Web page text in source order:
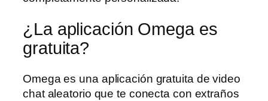
¿La aplicación Omega es
gratuita?
Omega es una aplicación gratuita de video
chat aleatorio que te conecta con extraños